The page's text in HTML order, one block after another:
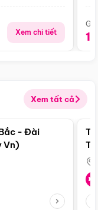
Xem chi tiết
Xem tất cả
Điểm nổi bật
- Đài
Vn)